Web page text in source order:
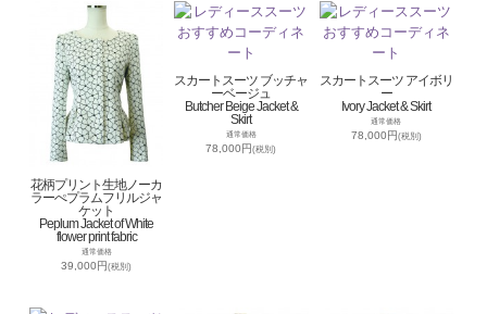
花柄プリント生地ノーカ
ラーぺプラムフリルジャ
ケット
Peplum Jacket of White
flower print fabric
通常価格
39,000円(税別)
スカートスーツ ブッチャ
ーベージュ
Butcher Beige Jacket &
Skirt
通常価格
78,000円(税別)
スカートスーツ アイボリ
ー
Ivory Jacket & Skirt
通常価格
78,000円(税別)